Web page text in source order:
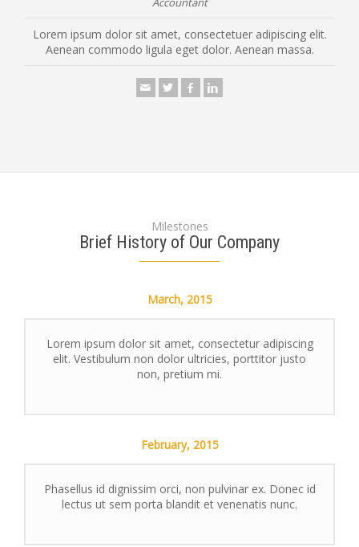
Lorem ipsum dolor sit amet, consectetuer adipiscing elit.
Aenean commodo ligula eget dolor. Aenean massa.
Milestones
Brief History of Our Company
March, 2015
Lorem ipsum dolor sit amet, consectetur adipiscing
elit. Vestibulum non dolor ultricies, porttitor justo
non, pretium mi.
February, 2015
Phasellus id dignissim orci, non pulvinar ex. Donec id
lectus ut sem porta blandit et venenatis nunc.